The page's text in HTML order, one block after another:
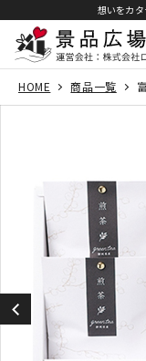
想いをカ
HOME 商品一覧